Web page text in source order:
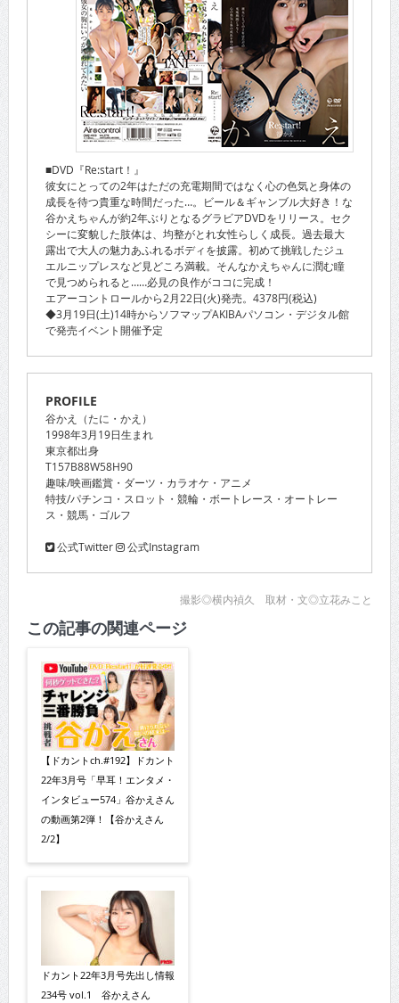
■DVD『Re:start！』
彼女にとっての2年はただの充電期間ではなく心の色気と身体の
成長を待つ貴重な時間だった…。ビール＆ギャンブル大好き！な
谷かえちゃんが約2年ぶりとなるグラビアDVDをリリース。セク
シーに変貌した肢体は、均整がとれ女性らしく成長。過去最大
露出で大人の魅力あふれるボディを披露。初めて挑戦したジュ
エルニップレスなど見どころ満載。そんなかえちゃんに潤む瞳
で見つめられると……必見の良作がココに完成！
エアーコントロールから2月22日(火)発売。4378円(税込)
◆3月19日(土)14時からソフマップAKIBAパソコン・デジタル館
で発売イベント開催予定
PROFILE
谷かえ（たに・かえ）
1998年3月19日生まれ
東京都出身
T157B88W58H90
趣味/映画鑑賞・ダーツ・カラオケ・アニメ
特技/パチンコ・スロット・競輪・ボートレース・オートレー
ス・競馬・ゴルフ
公式Twitter 公式Instagram
撮影◎横内禎久 取材・文◎立花みこと
この記事の関連ページ
【ドカントch.#192】ドカント
22年3月号「早耳！エンタメ・
インタビュー574」谷かえさん
の動画第2弾！【谷かえさん
2/2】
ドカント22年3月号先出し情報
234号 vol.1 谷かえさん